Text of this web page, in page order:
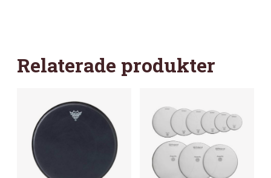
Relaterade produkter